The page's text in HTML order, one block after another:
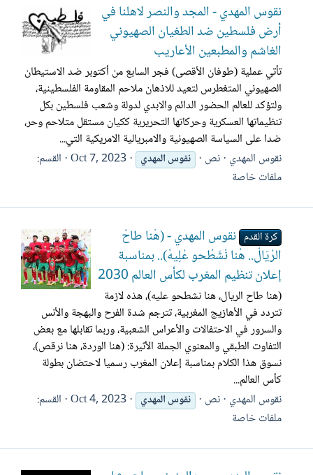
نقوس المهدي - المجد والنصر لاهلنا في
أرض فلسطين ضد الطغيان الصهيوني
الغاشم والمطبعين الأعاريب
تأتي عملية (طوفان الأقصى) فجر السابع من أكتوبر ضد الاستيطان
الصهيوني المتغطرس لتعيد للاذهان ملاحم المقاومة الفلسطينية،
ولتؤكد للعالم الحضور الدائم والابدي لدولة وشعب فلسطين بكل
تنظيماتها العسكرية وحركاتها التحريرية ككيان مستقل متلاحم وحر،
ضدا على السياسة الصهيونية والامبريالية الامريكية التي...
نقوس المهدي نص نقوسالمهدي Oct 7, 2023 القسم:
ملفات خاصة
كرة القدم نقوس المهدي - (هْنا طاحْ
الرْيَالْ.. هْنا نْشَطْحو عْلِيهْ).. بمناسبة
إعلان تنظيم المغرب لكأس العالم 2030
(هنا طاح الريال، هنا نشطحو عليه)، هذه لازمة
تتردد في الأهازيج المغربية، تترجم شدة الفرح والبهجة والأنس
والسرور في الاحتفالات والأعراس الشعبية، وربما تقابلها مع بعض
التفاوت الطبقي والمعنوي الجملة الأثيرة: (هنا الوردة، هنا نرقص)،
نسوق هذا الكلام بمناسبة إعلان المغرب رسميا لاحتضان بطولة
كأس العالم...
نقوس المهدي نص نقوسالمهدي Oct 4, 2023 القسم:
ملفات خاصة